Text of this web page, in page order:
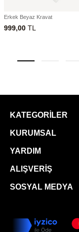
Erkek Beyaz Kravat
999,00 TL
KATEGORILER
KURUMSAL
YARDIM
ALIŞVERIŞ
SOSYAL MEDYA